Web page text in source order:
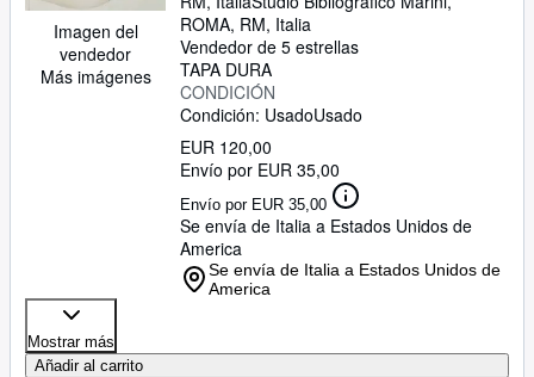
Imagen del
vendedor
Más imágenes
ROMA, RM, Italia
Vendedor de 5 estrellas
TAPA DURA
CONDICIÓN
Condición: UsadoUsado
EUR 120,00
Envío por EUR 35,00
Envío por EUR 35,00
Se envía de Italia a Estados Unidos de
America
Se envía de Italia a Estados Unidos de
America
Mostrar más
Añadir al carrito